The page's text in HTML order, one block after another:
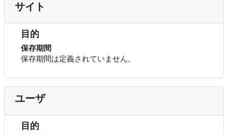
サイト
目的
保存期間
保存期間は定義されていません。
ユーザ
目的